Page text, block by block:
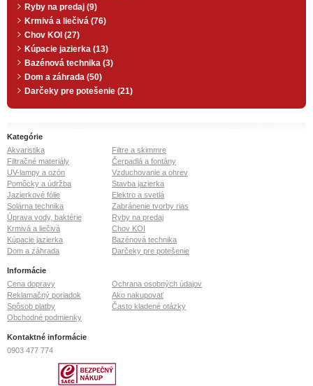
Ryby na predaj (9)
Krmivá a liečivá (76)
Chov KOI (27)
Kúpacie jazierka (13)
Bazénová technika (3)
Dom a záhrada (50)
Darčeky pre potešenie (21)
Kategórie
Akvaristika
Filtre a skimmre
Filtračné materiály
Čerpadlá a fontány
UV-lampy a ozón
Vzduchovanie a ohrev
Pomôcky a údržba
Stavba jazierka
Jazierkové fólie
Elektro a svetlá
Solárna technika
Zabránenie tvorby rias
Úprava vody, baktérie
Ryby na predaj
Krmivá a liečivá
Chov KOI
Kúpacie jazierka
Bazénová technika
Dom a záhrada
Darčeky pre potešenie
Informácie
Cena dopravy
Ochrana osobných údajov
Reklamačný poriadok
Ako nakupovať
Spôsob platby
Často kladené otázky
Obchodné podmienky
Kontaktné informácie
0903 477 774